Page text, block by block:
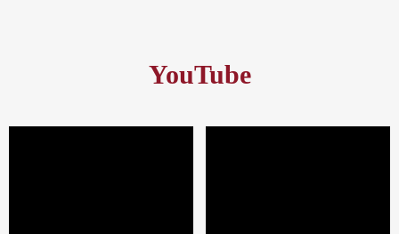
YouTube